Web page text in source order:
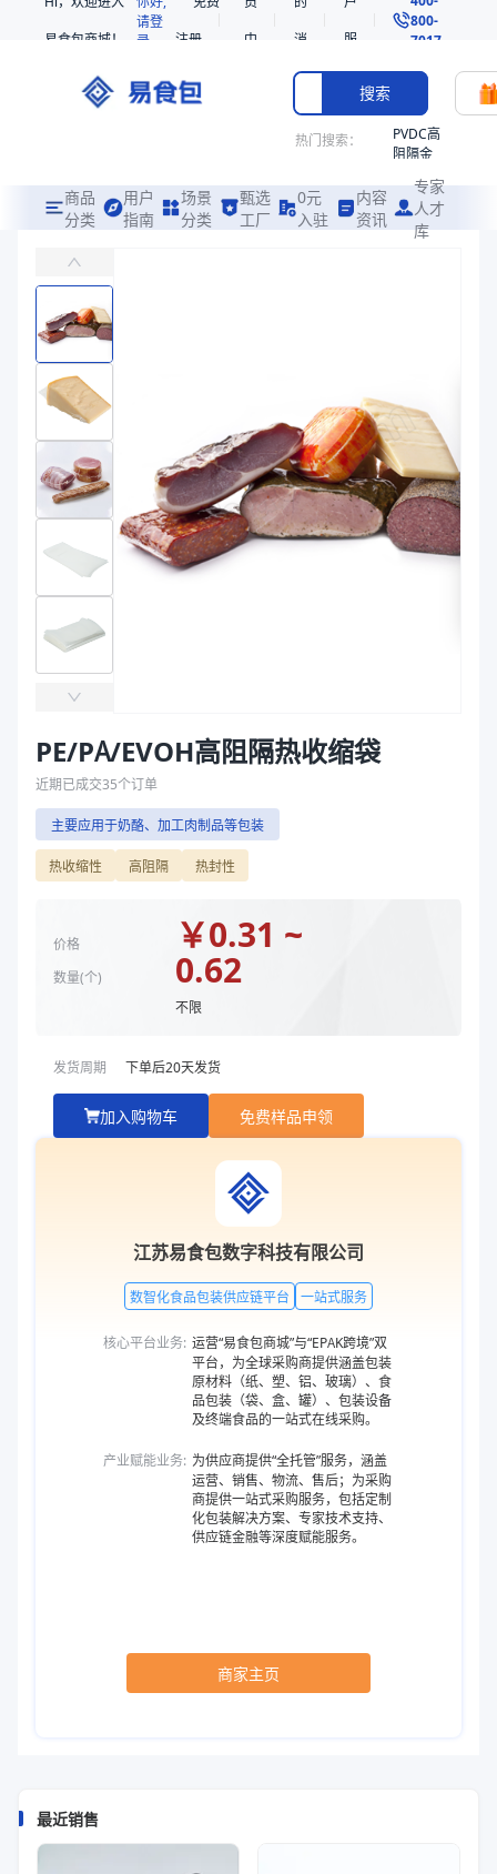
易食包商城！
请登
录
注册
中
消
息
服
务
800-
7017
搜索
热门搜索：
PVDC高
阻隔金
共挤热
收缩袋
221330
SE53
热收缩
袋
拉伸膜
商品
分类
用户
指南
场景
分类
甄选
工厂
0元
入驻
内容
资讯
专家
人才
库
主要应用于奶酪、加工肉制品等包装
易食包（EPAK）专注于PE/PA/EVOH高阻隔热收缩袋包装，提供详尽
产品卖点：热收缩性、高阻隔、热封性
应用场景：主要应用于奶酪、加工肉制品等包装
价格：￥0.31 ~ ￥0.62
商品参数
商品分类
热收缩袋
产品特性
材质PE/PA/EVOH 厚度80μm
PE、PA、EVOH
厚度（μm）
80
宽度（mm）
长度（mm）
宽度 mm
长度 mm
厚度（μm）
80
宽度（mm）
180、200、230、250
商品图片
PE/PA/EVOH高阻隔热收缩袋
近期已成交35个订单
主要应用于奶酪、加工肉制品等包装
热收缩性 高阻隔 热封性
价格
数量(个)
￥0.31 ~
0.62
不限
发货周期 下单后20天发货
加入购物车 免费样品申领
江苏易食包数字科技有限公司
数智化食品包装供应链平台 一站式服务
核心平台业务: 运营“易食包商城”与“EPAK跨境”双
平台，为全球采购商提供涵盖包装
原材料（纸、塑、铝、玻璃）、食
品包装（袋、盒、罐）、包装设备
及终端食品的一站式在线采购。
产业赋能业务: 为供应商提供“全托管”服务，涵盖
运营、销售、物流、售后；为采购
商提供一站式采购服务，包括定制
化包装解决方案、专家技术支持、
供应链金融等深度赋能服务。
商家主页
最近销售